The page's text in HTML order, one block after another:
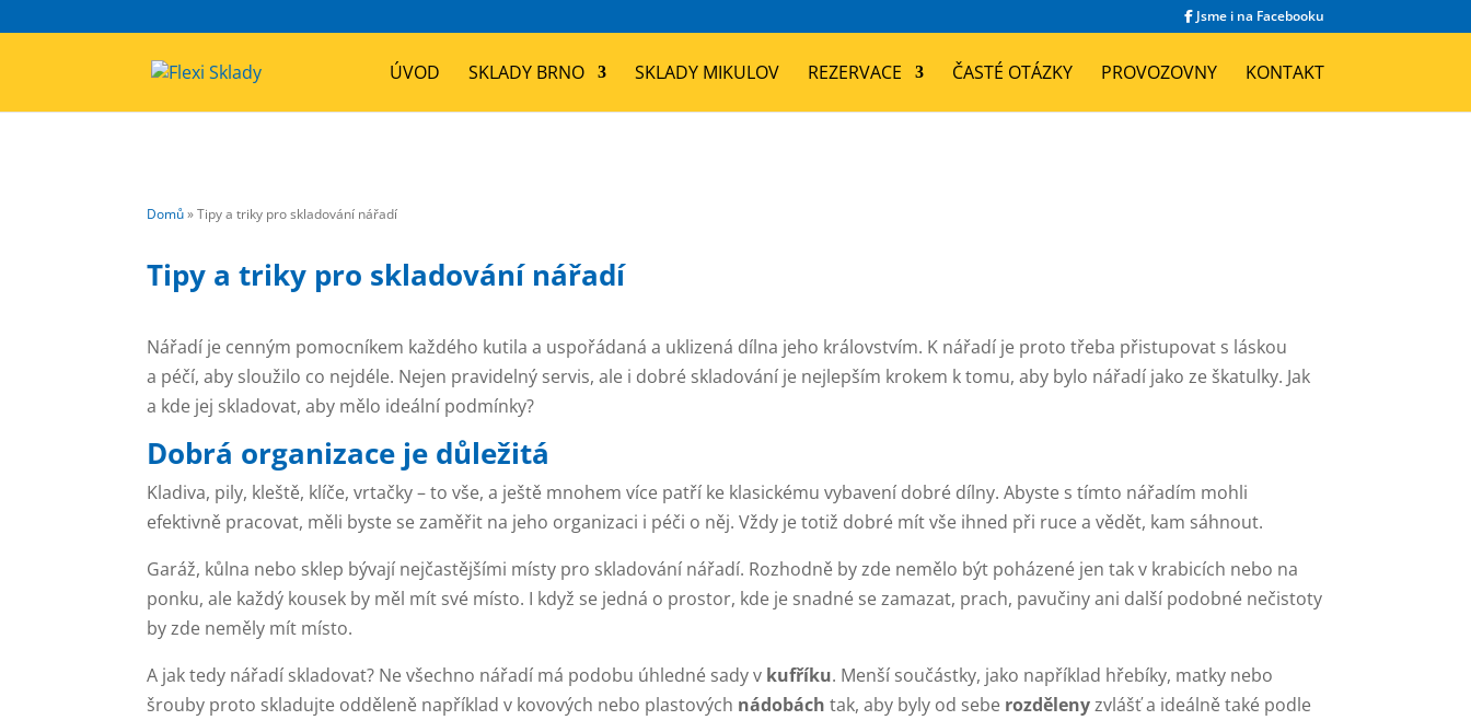
Jsme i na Facebooku
ÚVOD SKLADY BRNO SKLADY MIKULOV REZERVACE ČASTÉ OTÁZKY PROVOZOVNY KONTAKT
Domů»Tipy a triky pro skladování nářadí
Tipy a triky pro skladování nářadí
Nářadí je cenným pomocníkem každého kutila a uspořádaná a uklizená dílna jeho královstvím. K nářadí je proto třeba přistupovat s láskou
a péčí, aby sloužilo co nejdéle. Nejen pravidelný servis, ale i dobré skladování je nejlepším krokem k tomu, aby bylo nářadí jako ze škatulky. Jak
a kde jej skladovat, aby mělo ideální podmínky?
Dobrá organizace je důležitá
Kladiva, pily, kleště, klíče, vrtačky – to vše, a ještě mnohem více patří ke klasickému vybavení dobré dílny. Abyste s tímto nářadím mohli
efektivně pracovat, měli byste se zaměřit na jeho organizaci i péči o něj. Vždy je totiž dobré mít vše ihned při ruce a vědět, kam sáhnout.
Garáž, kůlna nebo sklep bývají nejčastějšími místy pro skladování nářadí. Rozhodně by zde nemělo být poházené jen tak v krabicích nebo na
ponku, ale každý kousek by měl mít své místo. I když se jedná o prostor, kde je snadné se zamazat, prach, pavučiny ani další podobné nečistoty
by zde neměly mít místo.
A jak tedy nářadí skladovat? Ne všechno nářadí má podobu úhledné sady v kufříku. Menší součástky, jako například hřebíky, matky nebo
šrouby proto skladujte odděleně například v kovových nebo plastových nádobách tak, aby byly od sebe rozdělenyzvlášť a ideálně také podle